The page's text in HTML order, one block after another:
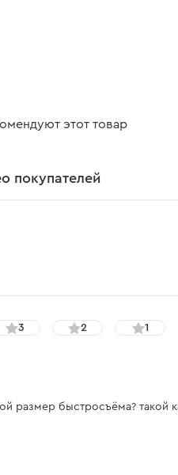
этот товар
покупателей
3 2 1
размер быстросъёма? такой